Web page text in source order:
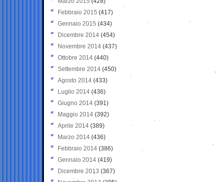
Febbraio 2015 (417)
Gennaio 2015 (434)
Dicembre 2014 (454)
Novembre 2014 (437)
Ottobre 2014 (440)
Settembre 2014 (450)
Agosto 2014 (433)
Luglio 2014 (436)
Giugno 2014 (391)
Maggio 2014 (392)
Aprile 2014 (389)
Marzo 2014 (436)
Febbraio 2014 (386)
Gennaio 2014 (419)
Dicembre 2013 (367)